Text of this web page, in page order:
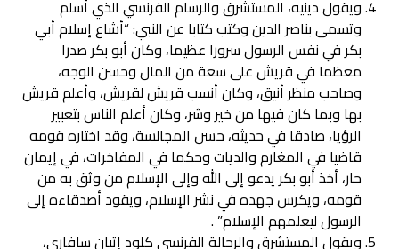
ويقول دينيه، المستشرق والرسام الفرنسي الذي أسلم
وتسمى بناصر الدين وكتب كتابا عن النبي: “أشاع إسلام أبي
بكر في نفس الرسول سرورا عظيما، وكان أبو بكر صدرا
معظما في قريش على سعة من المال وحسن الوجه،
وصاحب منظر أنيق، وكان أنسب قريش لقريش، وأعلم قريش
بها وبما كان فيها من خير وشر، وكان أعلم الناس بتعبير
الرؤيا، صادقا في حديثه، حسن المجالسة، وقد اختاره قومه
قاضيا في المغارم والديات وحكما في المفاخرات، في إيمان
حار، أخذ أبو بكر يدعو إلى الله وإلى الإسلام من وثق به من
قومه، ويكرس جهده في نشر الإسلام، ويقود أصدقاءه إلى
الرسول ليعلمهم الإسلام” .
ويقول المستشرق والرحالة الفرنسي كلود إتيان سافاري،